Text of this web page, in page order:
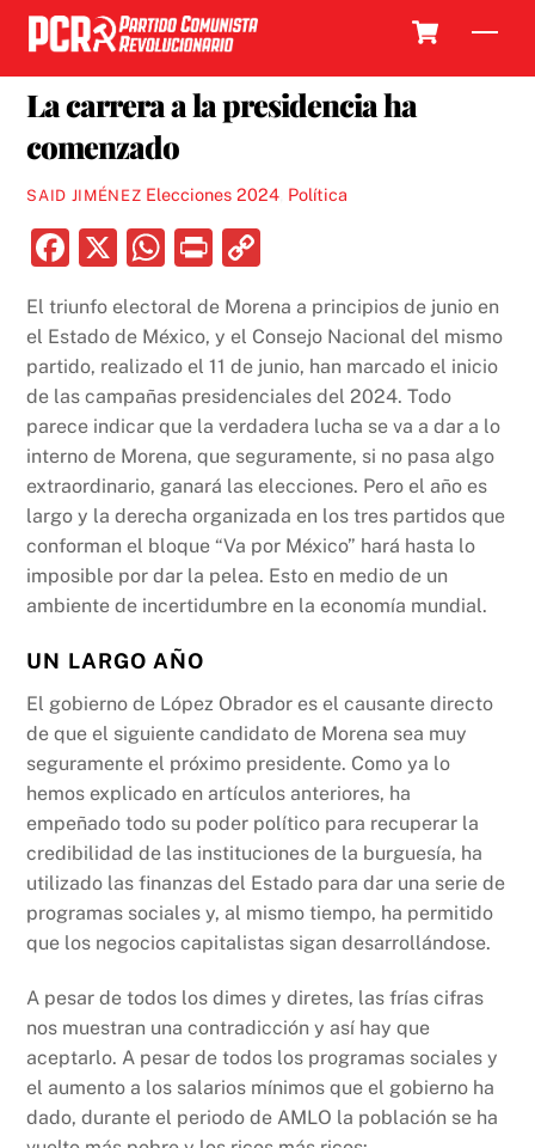
Skip
content
La carrera a la presidencia ha
comenzado
SAID JIMÉNEZ Elecciones 2024 Política
F
c
e
b
o
o
k
X
W
at
s
A
p
p
P
nt p
y
Li
n
k
El triunfo electoral de Morena a principios de junio en
el Estado de México, y el Consejo Nacional del mismo
partido, realizado el 11 de junio, han marcado el inicio
de las campañas presidenciales del 2024. Todo
parece indicar que la verdadera lucha se va a dar a lo
interno de Morena, que seguramente, si no pasa algo
extraordinario, ganará las elecciones. Pero el año es
largo y la derecha organizada en los tres partidos que
conforman el bloque “Va por México” hará hasta lo
imposible por dar la pelea. Esto en medio de un
ambiente de incertidumbre en la economía mundial.
UN LARGO AÑO
El gobierno de López Obrador es el causante directo
de que el siguiente candidato de Morena sea muy
seguramente el próximo presidente. Como ya lo
hemos explicado en artículos anteriores, ha
empeñado todo su poder político para recuperar la
credibilidad de las instituciones de la burguesía, ha
utilizado las finanzas del Estado para dar una serie de
programas sociales y, al mismo tiempo, ha permitido
que los negocios capitalistas sigan desarrollándose.
A pesar de todos los dimes y diretes, las frías cifras
nos muestran una contradicción y así hay que
aceptarlo. A pesar de todos los programas sociales y
el aumento a los salarios mínimos que el gobierno ha
dado, durante el periodo de AMLO la población se ha